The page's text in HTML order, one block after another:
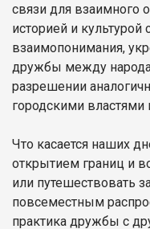
связи для взаимного
историей и
взаимопонимания,
дружбы между
разрешении
городскими властями
Что касается наших
открытием границ и
или путешествовать
повсеместным
практика дружбы с